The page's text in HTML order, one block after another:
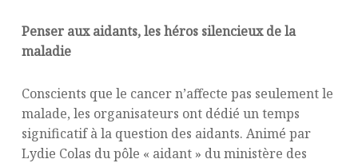
Penser aux aidants, les héros silencieux de la
maladie
Conscients que le cancer n’affecte pas seulement le
malade, les organisateurs ont dédié un temps
significatif à la question des aidants. Animé par
Lydie Colas du pôle « aidant » du ministère des